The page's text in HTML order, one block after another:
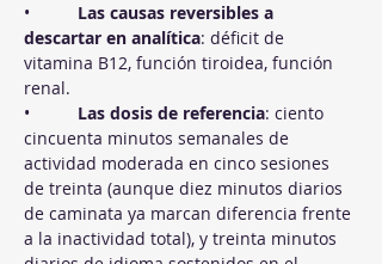
• Las causas reversibles a
descartar en analítica: déficit de
vitamina B12, función tiroidea, función
renal.
• Las dosis de referencia: ciento
cincuenta minutos semanales de
actividad moderada en cinco sesiones
de treinta (aunque diez minutos diarios
de caminata ya marcan diferencia frente
a la inactividad total), y treinta minutos